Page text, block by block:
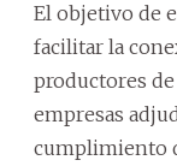
El objetivo de
facilitar la
productores
empresas
cumplimiento